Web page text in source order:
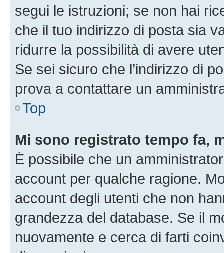
segui le istruzioni; se non hai
che il tuo indirizzo di posta sia
ridurre la possibilità di avere
Se sei sicuro che l’indirizzo di
prova a contattare un
Top
Mi sono registrato tempo fa,
È possibile che un
account per qualche ragione.
account degli utenti che non
grandezza del database. Se il
nuovamente e cerca di farti